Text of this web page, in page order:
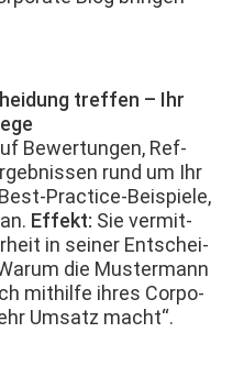
tre­f­fen – Ihr
Bew­er­tun­gen, Ref­
rund um Ihr
Prac­tice-Beispiele,
Effekt: Sie ver­mit­
in sein­er Entschei­
die Muster­mann
mith­il­fe ihres Cor­po­
Umsatz macht“.